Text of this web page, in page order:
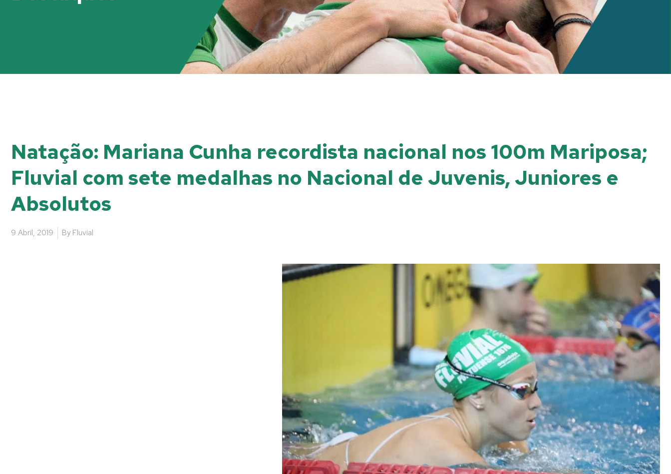
Natação: Mariana Cunha recordista nacional nos 100m Mariposa;
Fluvial com sete medalhas no Nacional de Juvenis, Juniores e
Absolutos
9 Abril, 2019 By Fluvial